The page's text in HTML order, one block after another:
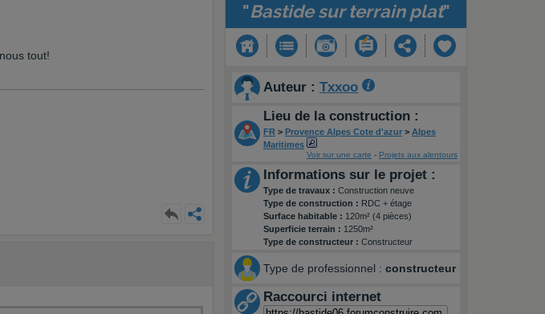
tout!
"Bastide sur terrain plat"
Auteur : Txxoo
Lieu de la construction :
FR > Provence Alpes Cote d'azur > Alpes
Maritimes
Voir sur une carte - Projets aux alentours
Informations sur le projet :
Type de travaux : Construction neuve
Type de construction : RDC + étage
Surface habitable : 120m² (4 pièces)
Superficie terrain : 1250m²
Type de constructeur : Constructeur
Type de professionnel : constructeur
Raccourci internet